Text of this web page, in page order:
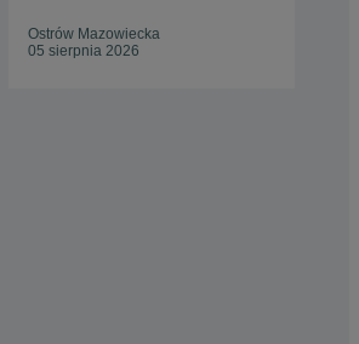
Ostrów Mazowiecka
05 sierpnia 2026